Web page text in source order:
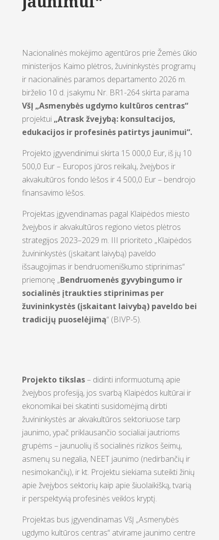
Nacionalinės mokėjimo agentūros prie Žemės ūkio
ministerijos Kaimo plėtros, žuvininkystės programų
ir nacionalinės paramos departamento 2026 m.
birželio 10 d. įsakymu Nr. BR1-264 skirta parama
VšĮ „Asmenybės ugdymo kultūros centras“
projektui „Atrask žvejybą: konsultacijos,
edukacijos ir profesinės patirtys jaunimui“.
Projekto įgyvendinimui skirta 15 000,0 Eur, iš jų 10
500,0 Eur – Europos jūros reikalų, žvejybos ir
akvakultūros fondo lėšos ir 4 500,0 Eur – bendrojo
finansavimo lėšos.
Projektas įgyvendinamas pagal Klaipėdos miesto
žvejybos ir akvakultūros regiono vietos plėtros
strategijos 2023–2029 m. III prioriteto „Klaipėdos
žuvininkystės (įskaitant laivybą) paveldo
išsaugojimas ir bendruomeniškumo stiprinimas“
priemonę „Bendruomenės gyvybingumo ir
socialinės įtraukties stiprinimas per
žuvininkystės (įskaitant laivybą) paveldo bei
tradicijų puoselėjimą“ (BIVP-5).
Projekto tikslas– didinti informuotumą apie
žvejybos profesiją, jos svarbą Klaipėdos kultūrai ir
ekonomikai bei skatinti susidomėjimą dirbti
žuvininkystės ar akvakultūros sektoriuose tarp
jaunimo, ypač priklausančio socialiai jautrioms
grupėms – jaunuolių iš socialinės rizikos šeimų,
asmenų su negalia, NEET jaunimo (nedirbančių ir
nesimokančių), ir kt. Projektu siekiama suteikti žinių
apie žvejybos sektorių kaip apie šiuolaikišką, tvarią
ir perspektyvią profesinės veiklos kryptį.
Projektas bus įgyvendinamas VšĮ „Asmenybės
ugdymo kultūros centras“ atvirame jaunimo centre